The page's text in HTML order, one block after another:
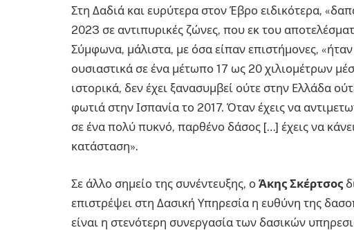
Στη Δαδιά και ευρύτερα στον Έβρο ειδικότερα,
2023 σε αντιπυρικές ζώνες, που εκ του
Σύμφωνα, μάλιστα, με όσα είπαν επιστήμονες,
ουσιαστικά σε ένα μέτωπο 17 ως 20 χιλιομέτρων
ιστορικά, δεν έχει ξανασυμβεί ούτε στην Ελλάδα
φωτιά στην Ισπανία το 2017. Όταν έχεις να
σε ένα πολύ πυκνό, παρθένο δάσος […] έχεις να
κατάσταση».
Σε άλλο σημείο της συνέντευξης, ο Άκης Σκέρτσος
επιστρέψει στη Δασική Υπηρεσία η ευθύνη της
είναι η στενότερη συνεργασία των δασικών